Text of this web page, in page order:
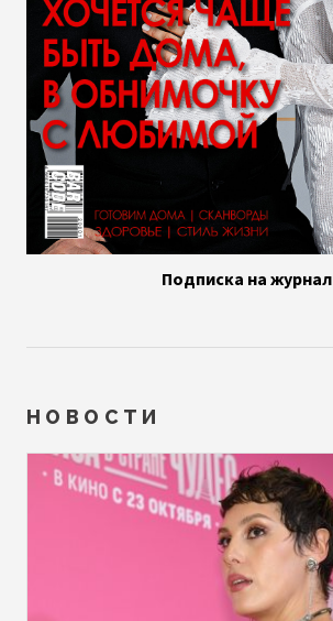
Подписка на журнал
НОВОСТИ